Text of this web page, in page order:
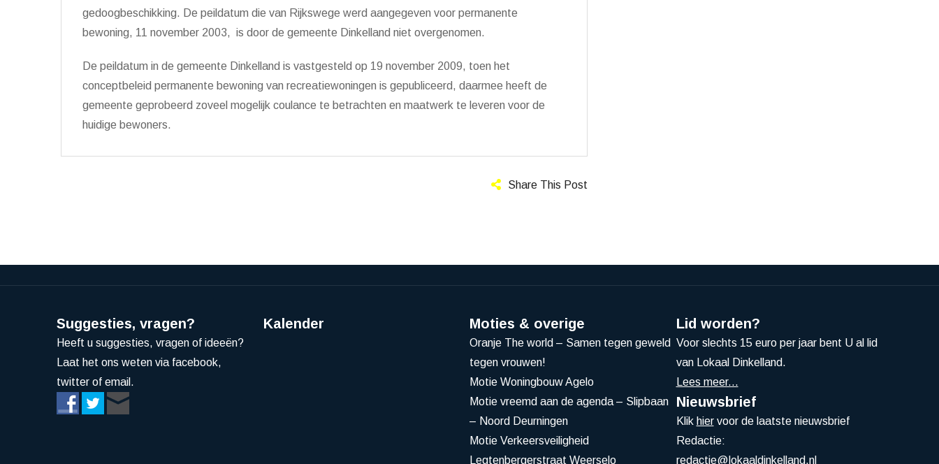
gedoogbeschikking. De peildatum die van Rijkswege werd aangegeven voor permanente
bewoning, 11 november 2003, is door de gemeente Dinkelland niet overgenomen.
De peildatum in de gemeente Dinkelland is vastgesteld op 19 november 2009, toen het
conceptbeleid permanente bewoning van recreatiewoningen is gepubliceerd, daarmee heeft de
gemeente geprobeerd zoveel mogelijk coulance te betrachten en maatwerk te leveren voor de
huidige bewoners.
Share This Post
Suggesties, vragen?
Heeft u suggesties, vragen of ideeën?
Laat het ons weten via facebook,
twitter of email.
Kalender Moties & overige
Oranje The world – Samen tegen geweld
tegen vrouwen!
Motie Woningbouw Agelo
Motie vreemd aan de agenda – Slipbaan
– Noord Deurningen
Motie Verkeersveiligheid
Legtenbergerstraat Weerselo
Lid worden?
Voor slechts 15 euro per jaar bent U al lid
van Lokaal Dinkelland.
Lees meer...
Nieuwsbrief
Klik hiervoor de laatste nieuwsbrief
Redactie:
redactie@lokaaldinkelland.nl